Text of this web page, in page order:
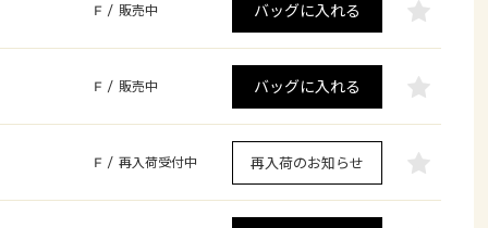
F / 販売中 バッグに入れる
F / 販売中 バッグに入れる
F / 再入荷受付中 再入荷のお知らせ